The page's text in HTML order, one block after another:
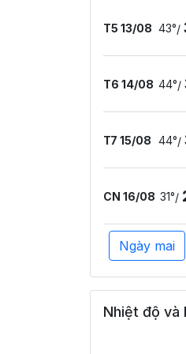
T5 13/08 43°/
T6 14/08 44°/
T7 15/08 44°/
CN 16/08 31°/
Ngày mai
Nhiệt độ và